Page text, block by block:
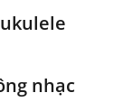
nhạc